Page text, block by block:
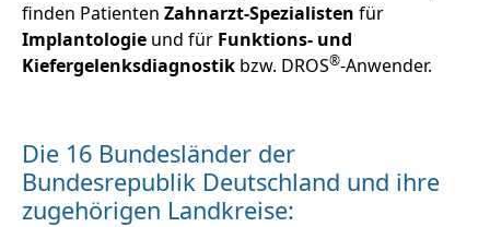
finden Patienten Zahnarzt-Spezialisten für
Implantologie und für Funktions- und
Kiefergelenksdiagnostik bzw. DROS®-Anwender.
Die 16 Bundesländer der
Bundesrepublik Deutschland und ihre
zugehörigen Landkreise: